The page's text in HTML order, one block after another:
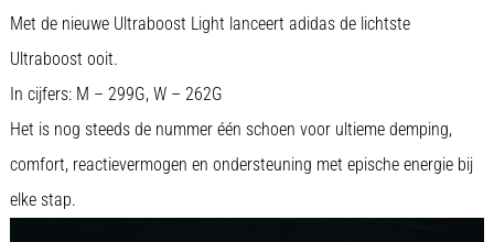
wel
eens
in
zijn
leven,
of
je
een
Met de nieuwe Ultraboost Light lanceert adidas de lichtste
Ultraboost ooit.
In cijfers: M – 299G, W – 262G
Het is nog steeds de nummer één schoen voor ultieme demping,
comfort, reactievermogen en ondersteuning met epische energie bij
elke stap.